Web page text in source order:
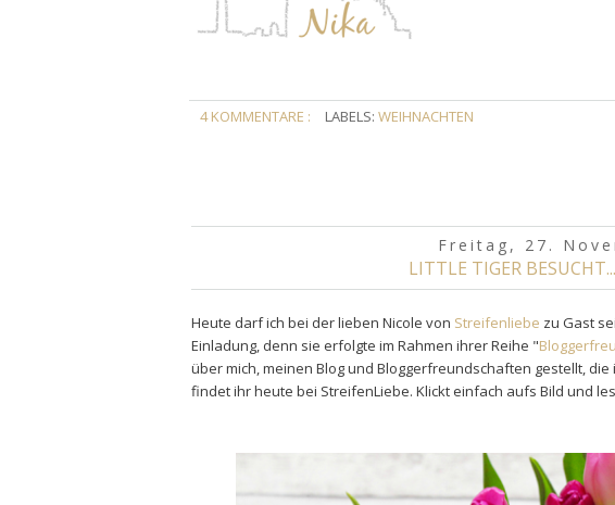
4 KOMMENTARE : LABELS: WEIHNACHTEN
Freitag, 27.
LITTLE TIGER
Heute darf ich bei der lieben Nicole von Streifenliebe zu Gast
Einladung, denn sie erfolgte im Rahmen ihrer Reihe "
über mich, meinen Blog und Bloggerfreundschaften gestellt,
findet ihr heute bei StreifenLiebe. Klickt einfach aufs Bild und